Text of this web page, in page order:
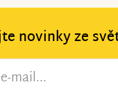
novinky ze